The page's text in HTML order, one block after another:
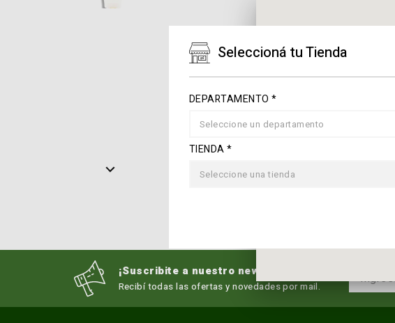
¡Suscribite a nuestro newsletter!
Recibí todas las ofertas y novedades por mail.
Seleccioná tu Tienda
DEPARTAMENTO *
Seleccione un departamento
TIENDA *
Seleccione una tienda